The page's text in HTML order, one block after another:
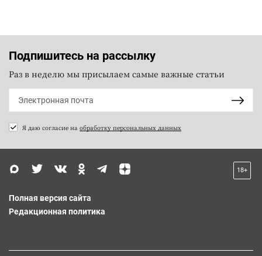
Подпишитесь на рассылку
Раз в неделю мы присылаем самые важные статьи
Я даю согласие на обработку персональных данных
18+
Полная версия сайта
Редакционная политика